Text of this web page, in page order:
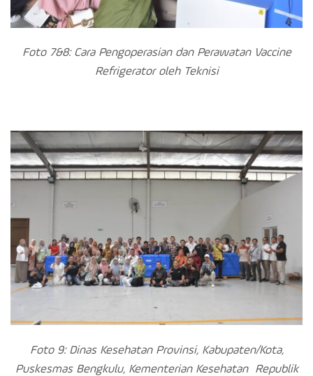
Foto 7&8: Cara Pengoperasian dan Perawatan Vaccine
Refrigerator oleh Teknisi
Foto 9: Dinas Kesehatan Provinsi, Kabupaten/Kota,
Puskesmas Bengkulu, Kementerian Kesehatan Republik